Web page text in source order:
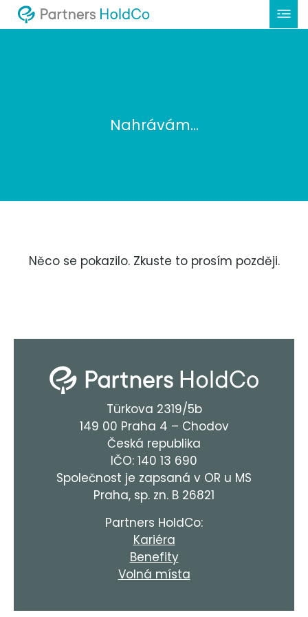
Nahrávám...
Něco se pokazilo. Zkuste to prosím později.
Türkova 2319/5b
149 00 Praha 4 – Chodov
Česká republika
IČO: 140 13 690
Společnost je zapsaná v OR u MS
Praha, sp. zn. B 26821
Partners HoldCo:
Kariéra
Benefity
Volná místa